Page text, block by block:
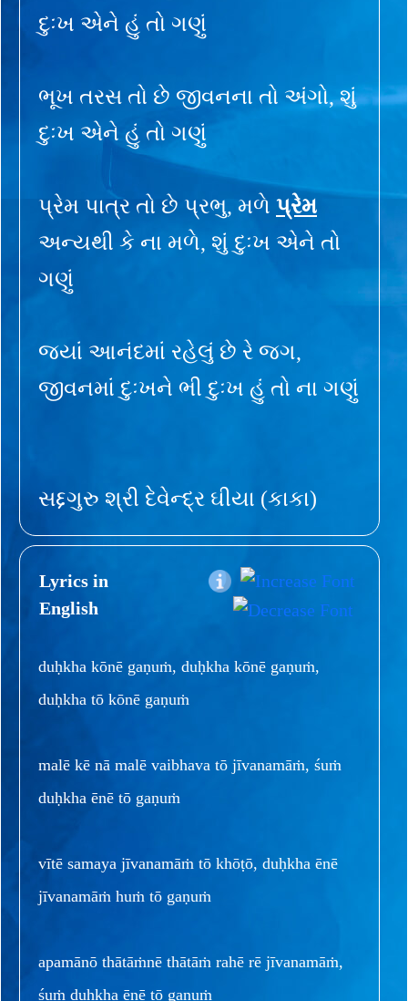
દુઃખ એને હું તો ગણું
ભૂખ તરસ તો છે જીવનના તો અંગો, શું
દુઃખ એને હું તો ગણું
પ્રેમ પાત્ર તો છે પ્રભુ, મળે પ્રેમ
અન્યથી કે ના મળે, શું દુઃખ એને તો
ગણું
જ્યાં આનંદમાં રહેલું છે રે જગ,
જીવનમાં દુઃખને ભી દુઃખ હું તો ના ગણું
સદ્દગુરુ શ્રી દેવેન્દ્ર ઘીયા (કાકા)
Lyrics in
English
duḥkha kōnē gaṇuṁ, duḥkha kōnē gaṇuṁ,
duḥkha tō kōnē gaṇuṁ
malē kē nā malē vaibhava tō jīvanamāṁ, śuṁ
duḥkha ēnē tō gaṇuṁ
vītē samaya jīvanamāṁ tō khōṭō, duḥkha ēnē
jīvanamāṁ huṁ tō gaṇuṁ
apamānō thātāṁnē thātāṁ rahē rē jīvanamāṁ,
śuṁ duḥkha ēnē tō gaṇuṁ